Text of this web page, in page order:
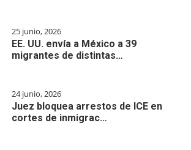
25 junio, 2026
EE. UU. envía a México a 39
migrantes de distintas…
24 junio, 2026
Juez bloquea arrestos de ICE en
cortes de inmigrac…